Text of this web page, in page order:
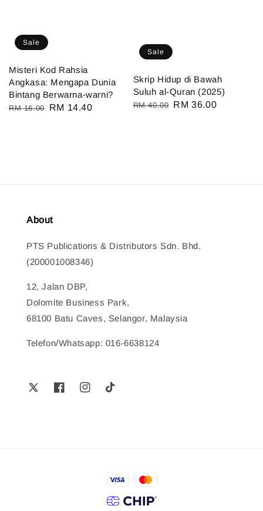
Sale
Misteri Kod Rahsia
Angkasa: Mengapa Dunia
Bintang Berwarna-warni?
Regular
RM 16.00
Sale
RM 14.40
Sale
Skrip Hidup di Bawah
Suluh al-Quran (2025)
Regular
RM 40.00 Sale
RM 36.00
About
PTS Publications & Distributors Sdn. Bhd.
(200001008346)
12, Jalan DBP,
Dolomite Business Park,
68100 Batu Caves, Selangor, Malaysia
Telefon/Whatsapp: 016-6638124